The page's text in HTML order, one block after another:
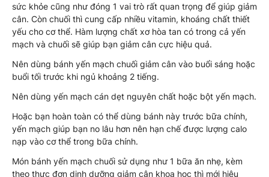
sức khỏe cũng như đóng 1 vai trò rất quan trọng để giúp giảm
cân. Còn chuối thì cung cấp nhiều vitamin, khoáng chất thiết
yếu cho cơ thể. Hàm lượng chất xơ hòa tan có trong cả yến
mạch và chuối sẽ giúp bạn giảm cân cực hiệu quả.
Nên dùng bánh yến mạch chuối giảm cân vào buổi sáng hoặc
buổi tối trước khi ngủ khoảng 2 tiếng.
Nên dùng yến mạch cán dẹt nguyên chất hoặc bột yến mạch.
Hoặc bạn hoàn toàn có thể dùng bánh này trước bữa chính,
yến mạch giúp bạn no lâu hơn nên hạn chế được lượng calo
nạp vào cơ thể trong bữa chính.
Món bánh yến mạch chuối sử dụng như 1 bữa ăn nhẹ, kèm
theo thực đơn dinh dưỡng giảm cân khoa học thì mới hiệu